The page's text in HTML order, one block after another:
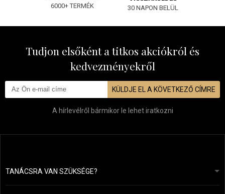
6000+ TERMÉK
30 NAPON BELÜL
Tudjon elsőként a titkos akciókról és
kedvezményekről
KÜLDJE EL A KÖVETKEZŐ CÍMRE
A hírlevélről bármikor le lehet iratkozni
TANÁCSRA VAN SZÜKSÉGE?info@mapeja.hu
24 órán belül válaszolunk.
Általános szerződési feltételek (ÁSZF)